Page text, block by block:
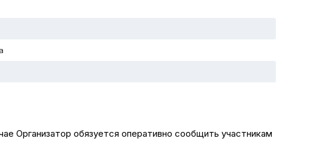
Организатор обязуется оперативно сообщить участникам